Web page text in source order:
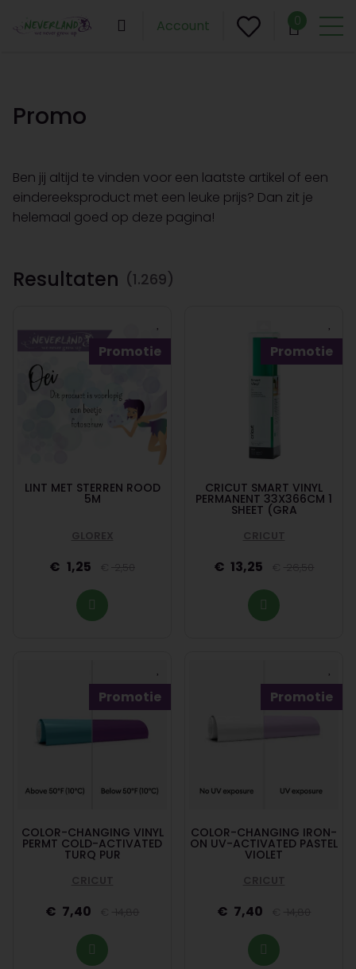
Account 0
Promo
Ben jij altijd te vinden voor een laatste artikel of een
eindereeksproduct met een leuke prijs? Dan zit je
helemaal goed op deze pagina!
Resultaten (1.269)
Promotie
LINT MET STERREN ROOD
5M
GLOREX
1,25 2,50
Promotie
CRICUT SMART VINYL
PERMANENT 33X366CM 1
SHEET (GRA
CRICUT
13,25 26,50
Promotie
COLOR-CHANGING VINYL
PERMT COLD-ACTIVATED
TURQ PUR
CRICUT
7,40 14,80
Promotie
COLOR-CHANGING IRON-
ON UV-ACTIVATED PASTEL
VIOLET
CRICUT
7,40 14,80